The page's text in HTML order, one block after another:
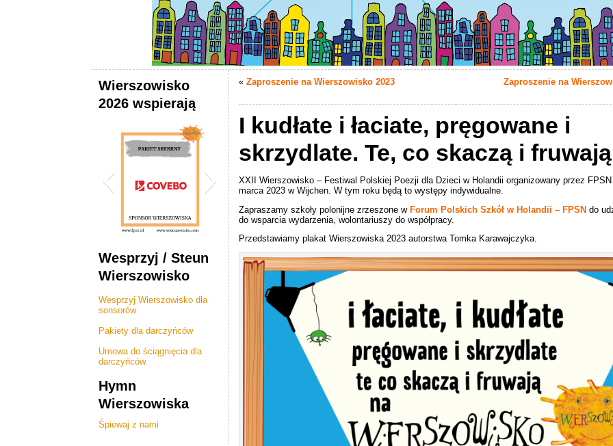
Wierszowisko
2026 wspierają
2026 Wierszowisko
Sponsor COVEBO
DE Hypotheek Shop
Tilburg
Efaktura.nl
JandB polskie
hurtownie
Ag Handamde
Rainbow Kids Animator
Sinnoh shop
Graphical Stroke
ABC Nederlands
Nova bouw knebel B.V.
Poolse Gezinnen
AB Midden Nederland
Notarispraktijk Mr.
Roland Kok
PSK bestratingen en
tuinaanleg
2026 Wierszowisko -
Zostań Sponsorem
TNP Fiscaal
M/V Works
Magdalena - Dental
Serce Polski
Wesprzyj / Steun
Wierszowisko
Wesprzyj Wierszowisko dla
sonsorów
Pakiety dla darczyńców
Umowa do ściągnięcia dla
darczyńców
Hymn
Wierszowiska
Śpiewaj z nami
«Zaproszenie na Wierszowisko 2023
Zaproszenie na
I kudłate i łaciate, pręgowane i
skrzydlate. Te, co skaczą i
XXII Wierszowisko – Festiwal Polskiej Poezji dla Dzieci w Holandii organizowany przez
marca 2023 w Wijchen. W tym roku będą to występy indywidualne.
Zapraszamy szkoły polonijne zrzeszone wForum Polskich Szkół w Holandii – FPSN do
do wsparcia wydarzenia, wolontariuszy do współpracy.
Przedstawiamy plakat Wierszowiska 2023 autorstwa Tomka Karawajczyka.